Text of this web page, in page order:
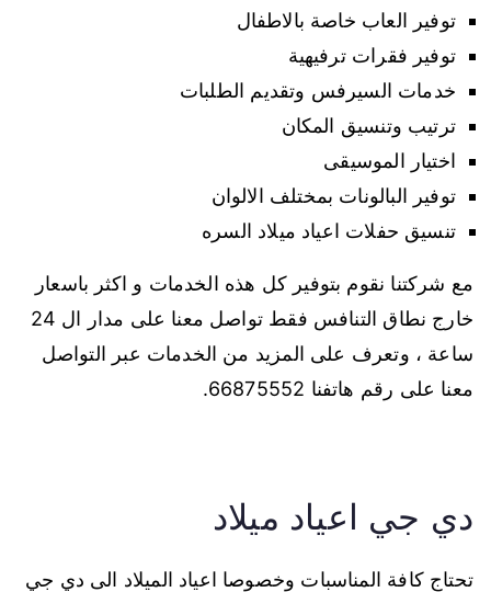
توفير العاب خاصة بالاطفال
توفير فقرات ترفيهية
خدمات السيرفس وتقديم الطلبات
ترتيب وتنسيق المكان
اختيار الموسيقى
توفير البالونات بمختلف الالوان
تنسيق حفلات اعياد ميلاد السره
مع شركتنا نقوم بتوفير كل هذه الخدمات و اكثر باسعار
خارج نطاق التنافس فقط تواصل معنا على مدار ال 24
ساعة ، وتعرف على المزيد من الخدمات عبر التواصل
معنا على رقم هاتفنا 66875552.
دي جي اعياد ميلاد
تحتاج كافة المناسبات وخصوصا اعياد الميلاد الى دي جي